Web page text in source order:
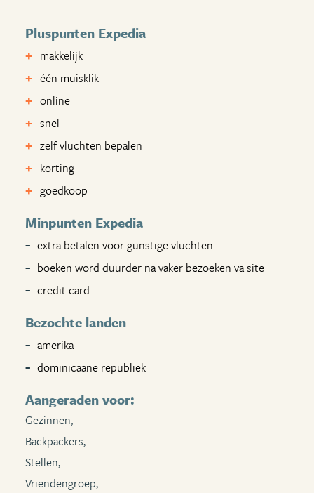
Pluspunten Expedia
makkelijk
één muisklik
online
snel
zelf vluchten bepalen
korting
goedkoop
Minpunten Expedia
extra betalen voor gunstige vluchten
boeken word duurder na vaker bezoeken va site
credit card
Bezochte landen
amerika
dominicaane republiek
Aangeraden voor:
Gezinnen,
Backpackers,
Stellen,
Vriendengroep,